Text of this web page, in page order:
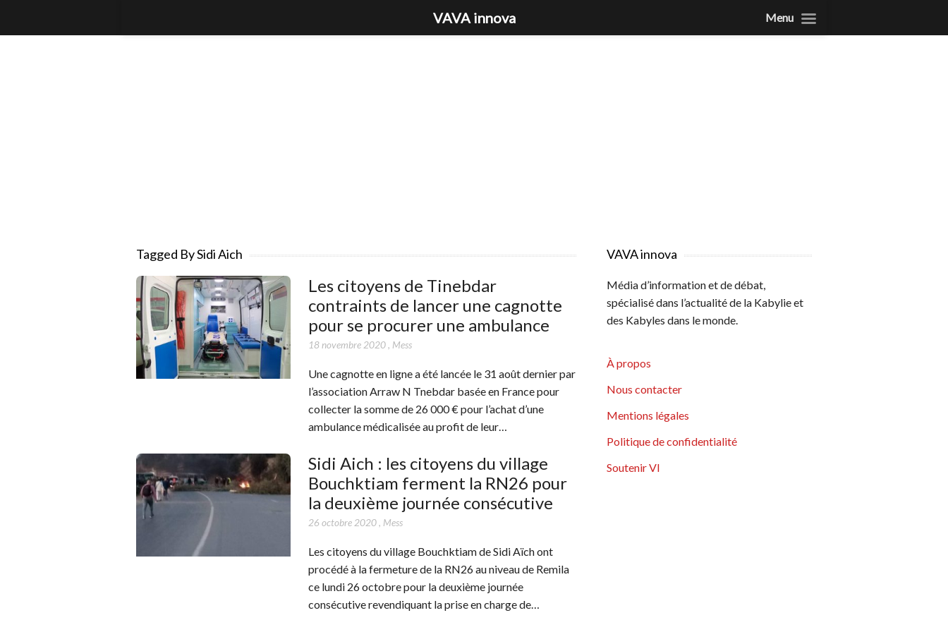
Tagged By Sidi Aich
Les citoyens de Tinebdar
contraints de lancer une cagnotte
pour se procurer une ambulance
18 novembre 2020, Mess
Une cagnotte en ligne a été lancée le 31 août dernier par
l’association Arraw N Tnebdar basée en France pour
collecter la somme de 26 000 € pour l’achat d’une
ambulance médicalisée au profit de leur…
Sidi Aich : les citoyens du village
Bouchktiam ferment la RN26 pour
la deuxième journée consécutive
26 octobre 2020, Mess
Les citoyens du village Bouchktiam de Sidi Aïch ont
procédé à la fermeture de la RN26 au niveau de Remila
ce lundi 26 octobre pour la deuxième journée
consécutive revendiquant la prise en charge de…
VAVA innova
Média d’information et de débat,
spécialisé dans l’actualité de la Kabylie et
des Kabyles dans le monde.
À propos
Nous contacter
Mentions légales
Politique de confidentialité
Soutenir VI
VAVA innova Menu